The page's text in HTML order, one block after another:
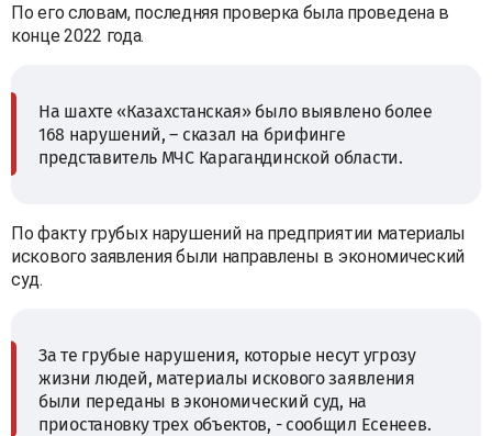
По его словам, последняя проверка была проведена в
конце 2022 года.
На шахте «Казахстанская» было выявлено более
168 нарушений, – сказал на брифинге
представитель МЧС Карагандинской области.
По факту грубых нарушений на предприятии материалы
искового заявления были направлены в экономический
суд.
За те грубые нарушения, которые несут угрозу
жизни людей, материалы искового заявления
были переданы в экономический суд, на
приостановку трех объектов, - сообщил Есенеев.